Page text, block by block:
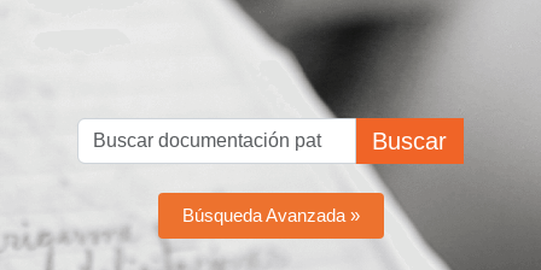
Buscar
Búsqueda Avanzada »